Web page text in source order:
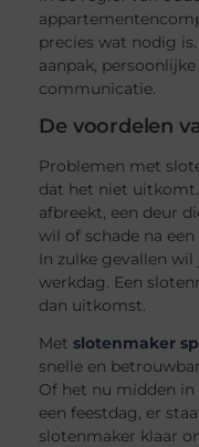
precies wat nodig
aanpak,
communicatie.
De voordelen
Problemen met
dat het niet uitkomt.
afbreekt, een deur
wil of schade na
In zulke gevallen
werkdag. Een
dan uitkomst.
Metslotenmaker
snelle en
Of het nu midden in
een feestdag, er
slotenmaker klaar